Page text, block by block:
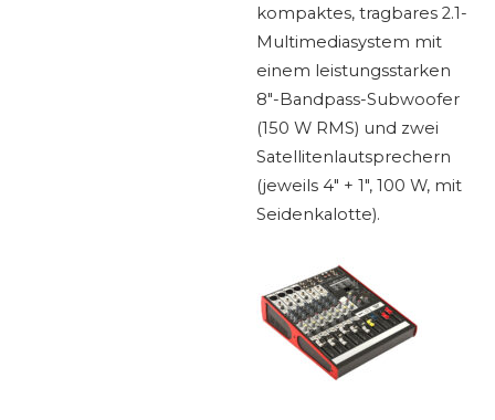
kompaktes, tragbares 2.1-
Multimediasystem mit
einem leistungsstarken
8″-Bandpass-Subwoofer
(150 W RMS) und zwei
Satellitenlautsprechern
(jeweils 4″ + 1″, 100 W, mit
Seidenkalotte).